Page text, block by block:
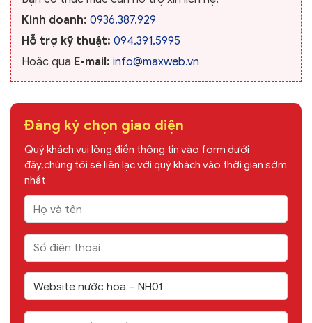
Kinh doanh: 0936.387.929
Hỗ trợ kỹ thuật: 094.391.5995
Hoặc qua E-mail: info@maxweb.vn
Đăng ký chọn giao diện
Quý khách vui lòng điền thông tin vào form dưới
đây,chúng tôi sẽ liên lạc với quý khách vào thời gian sớm
nhất